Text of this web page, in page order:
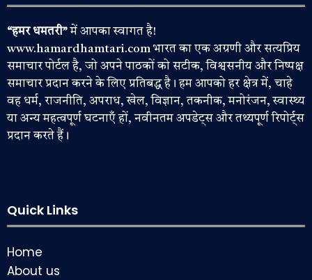
“हमर धमतरी”में आपका स्वागत है!
www.hamardhamtari.com भारत का एक अग्रणी और सत्यप्रिय
समाचार पोर्टल है, जो अपने पाठकों को सटीक, विश्वसनीय और निष्पक्ष
समाचार प्रदान करने के लिए प्रतिबद्ध है। हम आपको हर क्षेत्र में, चाहे
वह धर्म, राजनीति, अपराध, खेल, विज्ञान, तकनीक, मनोरंजन, स्वास्थ्य
या अन्य महत्वपूर्ण घटनाएँ हों, नवीनतम अपडेट्स और तथ्यपूर्ण रिपोर्ट्स
प्रदान करते हैं।
Quick Links
Home
About us